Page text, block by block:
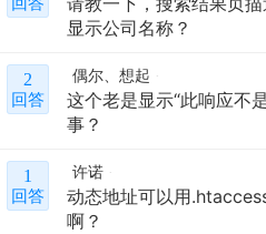
回答
显示公司名称？
2
回答
偶尔、想起
这个老是显示“此响应不
事？
1
回答
许诺
动态地址可以用
啊？